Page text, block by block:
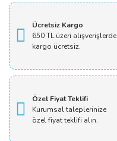
Ücretsiz Kargo
650 TL üzeri alışverişlerde
kargo ücretsiz.
Özel Fiyat Teklifi
Kurumsal taleplerinize
özel fiyat teklifi alın.